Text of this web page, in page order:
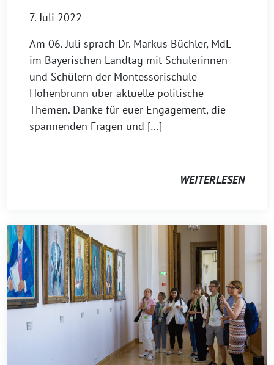
7. Juli 2022
Am 06. Juli sprach Dr. Markus Büchler, MdL
im Bayerischen Landtag mit Schülerinnen
und Schülern der Montessorischule
Hohenbrunn über aktuelle politische
Themen. Danke für euer Engagement, die
spannenden Fragen und […]
WEITERLESEN